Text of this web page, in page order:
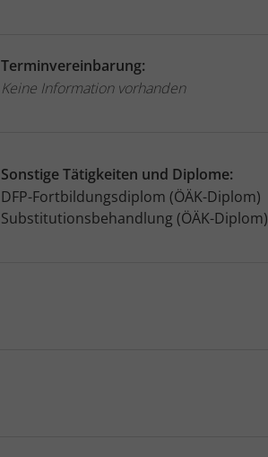
Terminvereinbarung:
Keine Information vorhanden
Sonstige Tätigkeiten und Diplome:
DFP-Fortbildungsdiplom (ÖÄK-Diplom)
Substitutionsbehandlung (ÖÄK-Diplom)